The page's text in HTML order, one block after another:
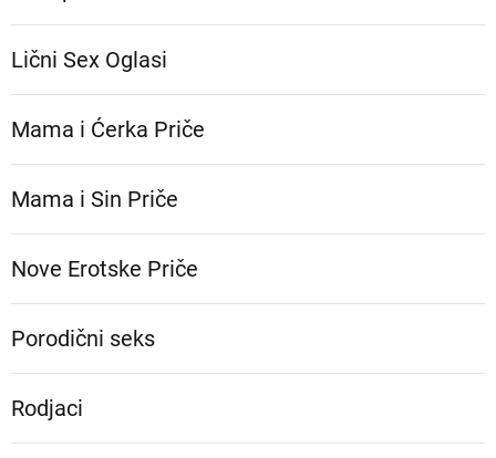
Lični Sex Oglasi
Mama i Ćerka Priče
Mama i Sin Priče
Nove Erotske Priče
Porodični seks
Rodjaci